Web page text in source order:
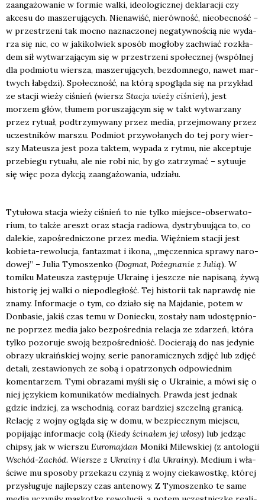
zaan­ga­żo­wa­nie w for­mie wal­ki, ide­olo­gicz­nej dekla­ra­cji czy
akce­su do masze­ru­ją­cych. Nie­na­wiść, nie­rów­ność, nie­obec­ność –
w prze­strze­ni tak moc­no nazna­czo­nej nega­tyw­no­ścią nie wyda­
rza się nic, co w jaki­kol­wiek spo­sób mogło­by zachwiać roz­kła­
dem sił wytwa­rza­ją­cym się w prze­strze­ni spo­łecz­nej (wspól­nej
dla pod­mio­tu wier­sza, masze­ru­ją­cych, bez­dom­ne­go, nawet mar­
twych łabę­dzi). Spo­łecz­ność, na któ­rą spo­glą­da się na przy­kład
ze sta­cji wie­ży ciśnień (wiersz Sta­cja wie­ży ciśnień), jest
morzem głów, tłu­mem poru­sza­ją­cym się w takt wytwa­rza­ny
przez rytu­ał, pod­trzy­my­wa­ny przez media, przej­mo­wa­ny przez
uczest­ni­ków mar­szu. Pod­miot przy­wo­ła­nych do tej pory wier­
szy Mate­usza jest poza tak­tem, wypa­da z ryt­mu, nie akcep­tu­je
prze­bie­gu rytu­ału, ale nie robi nic, by go zatrzy­mać – sytu­uje
się więc poza dyk­cją zaan­ga­żo­wa­nia, udzia­łu.
Tytu­ło­wa sta­cja wie­ży ciśnień to nie tyl­ko miej­sce-obser­wa­to­
rium, to tak­że areszt oraz sta­cja radio­wa, dys­try­bu­ują­ca to, co
dale­kie, zapo­śred­ni­czo­ne przez media. Więź­niem sta­cji jest
kobie­ta-rewo­lu­cja, fan­ta­zmat i iko­na, „męczen­ni­ca spra­wy naro­
do­wej” – Julia Tymo­szen­ko (Dogmat, Poże­gna­nie z Julią). W
tomi­ku Mate­usza zastę­pu­je Ukra­inę i jesz­cze nie napi­sa­ną, żywą
histo­rię jej wal­ki o nie­pod­le­głość. Tej histo­rii tak napraw­dę nie
zna­my. Infor­ma­cje o tym, co dzia­ło się na Maj­da­nie, potem w
Don­ba­sie, jakiś czas temu w Doniec­ku, zosta­ły nam udo­stęp­nio­
ne poprzez media jako bez­po­śred­nia rela­cja ze zda­rzeń, któ­ra
tyl­ko pozo­ru­je swo­ją bez­po­śred­niość. Docie­ra­ją do nas jedy­nie
obra­zy ukra­iń­skiej woj­ny, serie pano­ra­micz­nych zdjęć lub zdjęć
deta­li, zesta­wio­nych ze sobą i opa­trzo­nych odpo­wied­nim
komen­ta­rzem. Tymi obra­za­mi myśli się o Ukra­inie, a mówi się o
niej języ­kiem komu­ni­ka­tów medial­nych. Praw­da jest jed­nak
gdzie indziej, za wschod­nią, coraz bar­dziej szczel­ną gra­ni­cą.
Rela­cję z woj­ny oglą­da się w domu, w bez­piecz­nym miej­scu,
popi­ja­jąc infor­ma­cje colą (Kie­dy ści­na­łem jej wło­sy) lub jedząc
chip­sy, jak w wier­szu Euro­maj­dan Moni­ki Milew­skiej (z anto­lo­gii
Wschód-Zachód. Wier­sze z Ukra­iny i dla Ukra­iny). Medium i wła­
ści­we mu spo­so­by prze­ka­zu czy­nią z woj­ny cie­ka­wost­kę, któ­rej
przy­słu­gu­je naj­lep­szy czas ante­no­wy. Z Tymo­szen­ko te same